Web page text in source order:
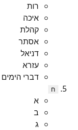
רות
איכה
קהלת
אסתר
דניאל
עזרא
דברי הימים
ח
א
ב
ג